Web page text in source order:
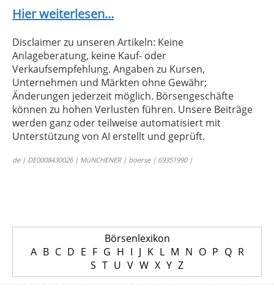
Hier weiterlesen...
Disclaimer zu unseren Artikeln: Keine
Anlageberatung, keine Kauf- oder
Verkaufsempfehlung. Angaben zu Kursen,
Unternehmen und Märkten ohne Gewähr;
Änderungen jederzeit möglich. Börsengeschäfte
können zu hohen Verlusten führen. Unsere Beiträge
werden ganz oder teilweise automatisiert mit
Unterstützung von AI erstellt und geprüft.
de | DE0008430026 | MüNCHENER | boerse | 69351990 |
Börsenlexikon
A B C D E F G H I J K L M N O P Q R
S T U V W X Y Z